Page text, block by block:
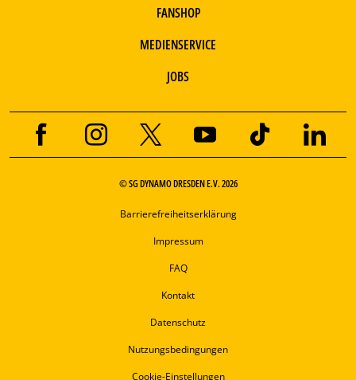
FANSHOP
MEDIENSERVICE
JOBS
© SG DYNAMO DRESDEN E.V. 2026
Barrierefreiheitserklärung
Impressum
FAQ
Kontakt
Datenschutz
Nutzungsbedingungen
Cookie-Einstellungen